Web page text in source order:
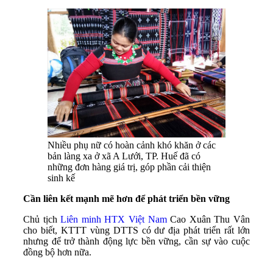
Nhiều phụ nữ có hoàn cảnh khó khăn ở các
bản làng xa ở xã A Lưới, TP. Huế đã có
những đơn hàng giá trị, góp phần cải thiện
sinh kế
Cần liên kết mạnh mẽ hơn để phát triển bền vững
Chủ tịchLiên minh HTX Việt NamCao Xuân Thu Vân
cho biết, KTTT vùng DTTS có dư địa phát triển rất lớn
nhưng để trở thành động lực bền vững, cần sự vào cuộc
đồng bộ hơn nữa.